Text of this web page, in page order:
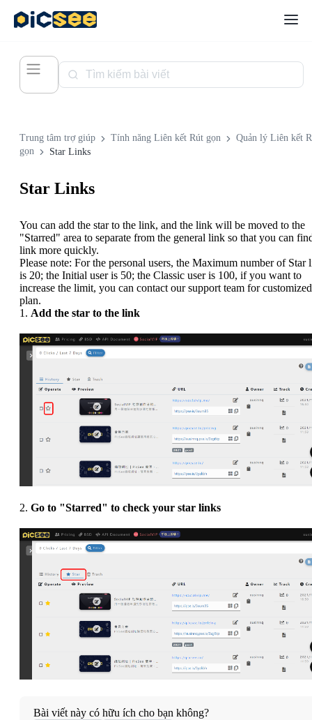
Trung tâm trợ giúp Tính năng Liên kết Rút gọn
Quản lý Liên kết
gọn
Star Links
Star Links
You can add the star to the link, and the link will be moved to the
"Starred" area to separate from the general link so that you can
link more quickly.
Please note: For the personal users, the Maximum number of Star
is 20; the Initial user is 50; the Classic user is 100, if you want to
increase the limit, you can contact our support team for customized
plan.
1. Add the star to the link
2. Go to "Starred" to check your star links
Bài viết này có hữu ích cho bạn không?